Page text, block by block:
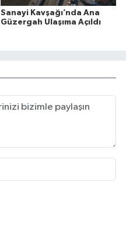
Sanayi Kavşağı’nda Ana
Güzergah Ulaşıma Açıldı